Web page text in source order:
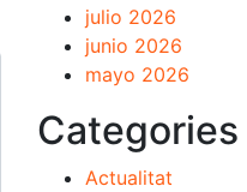
julio 2026
junio 2026
mayo 2026
Categories
Actualitat